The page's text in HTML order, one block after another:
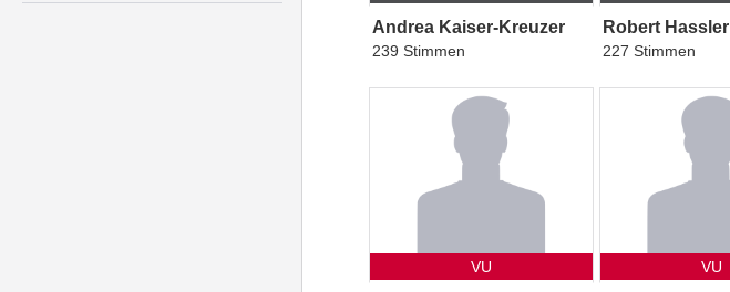
Andrea Kaiser-Kreuzer
239 Stimmen
Robert Hassler
227 Stimmen
VU VU